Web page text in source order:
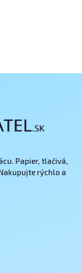
Papier, tlačivá,
rýchlo a